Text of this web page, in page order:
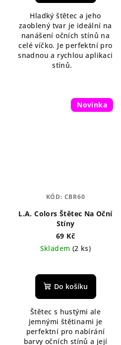
z
5
hvězdiček.
Hladký štětec a jeho
zaoblený tvar je ideální na
nanášení očních stínů na
celé víčko. Je perfektní pro
snadnou a rychlou aplikaci
stínů.
Novinka
L.A. Colors Štětec Na Oční
Stíny
69 Kč
Skladem (2 ks)
Do košíku
Štětec s hustými ale
jemnými štětinami je
perfektní pro nabírání
barvy očních stínů a její
KÓD: CBR60